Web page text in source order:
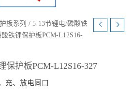
板系列 / 5-13节锂电/磷酸铁
铁锂保护板PCM-L12S16-
保护板PCM-L12S16-327
充、放电同口